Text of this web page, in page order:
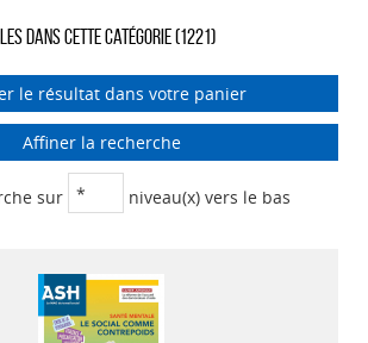
dans cette catégorie (1221)
le résultat dans votre panier
Affiner la recherche
sur niveau(x) vers le bas